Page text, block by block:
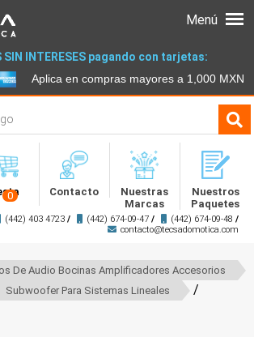
SIN INTERESES pagando con tarjetas:
Aplica en compras mayores a 1,000 MXN
0 Contacto
Nuestras
Marcas
Nuestros
Paquetes
(442) 403 4723 / (442) 674-09-47 / (442) 674-09-48 /
contacto@tecsadomotica.com
Menú
De Audio Bocinas Amplificadores Accesorios
Subwoofer Para Sistemas Lineales /